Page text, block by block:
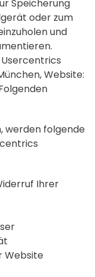
Speicherung
oder zum
und
Website:
werden folgende
Ihrer
Website